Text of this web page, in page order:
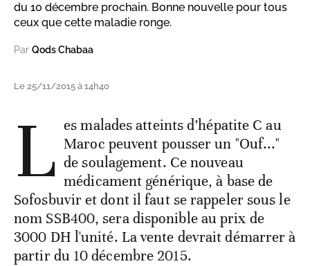
du 10 décembre prochain. Bonne nouvelle pour tous
ceux que cette maladie ronge.
Par Qods Chabaa
Le 25/11/2015 à 14h40
L es malades atteints d’hépatite C au
Maroc peuvent pousser un "Ouf..."
de soulagement. Ce nouveau
médicament générique, à base de
Sofosbuvir et dont il faut se rappeler sous le
nom SSB400, sera disponible au prix de
3000 DH l'unité. La vente devrait démarrer à
partir du 10 décembre 2015.